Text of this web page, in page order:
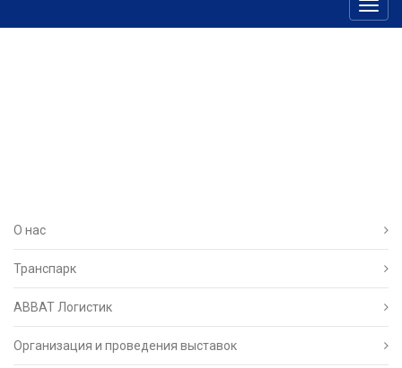
О нас
Транспарк
ABBAT Логистик
Организация и проведения выставок